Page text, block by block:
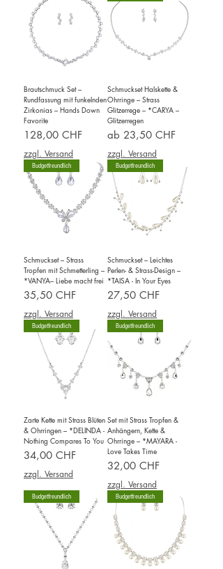
Brautschmuck Set –
Rundfassung mit funkelnden
Zirkonias – Hands Down
Favorite
Preis
128,00 CHF
zzgl. Versand
Schmuckset Halskette &
Ohrringe – Strass
Glitzerrege – *CARYA –
Glitzerregen
ab 23,50 CHF
Sale-Preis
zzgl. Versand
Budgetfreundlich
Schmuckset – Strass
Tropfen mit Schmetterling –
*VANYA– Liebe macht frei
Preis
35,50 CHF
zzgl. Versand
Budgetfreundlich
Schmuckset – Leichtes
Perlen- & Strass-Design –
*TAISA - In Your Eyes
Preis
27,50 CHF
zzgl. Versand
Budgetfreundlich
Zarte Kette mit Strass Blüten
& Ohrringen – *DELINDA -
Nothing Compares To You
Preis
34,00 CHF
zzgl. Versand
Budgetfreundlich
Set mit Strass Tropfen &
Anhängern, Kette &
Ohrringe – *MAYARA -
Love Takes Time
Preis
32,00 CHF
zzgl. Versand
Budgetfreundlich Budgetfreundlich